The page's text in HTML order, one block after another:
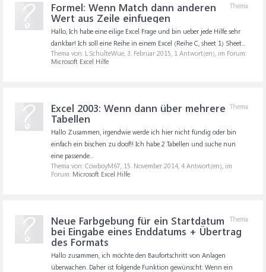
Thema
Formel: Wenn Match dann anderen
Wert aus Zeile einfuegen
Hallo, Ich habe eine eilige Excel Frage und bin ueber jede Hilfe sehr
dankbar! Ich soll eine Reihe in einem Excel (Reihe C, sheet 1) Sheet...
Thema von: L.SchulteWue, 3. Februar 2015, 1 Antwort(en), im Forum:
Microsoft Excel Hilfe
Thema
Excel 2003: Wenn dann über mehrere
Tabellen
Hallo Zusammen, irgendwie werde ich hier nicht fündig oder bin
einfach ein bischen zu doof!! Ich habe 2 Tabellen und suche nun
eine passende...
Thema von: CowboyM67, 15. November 2014, 4 Antwort(en), im
Forum: Microsoft Excel Hilfe
Thema
Neue Farbgebung für ein Startdatum
bei Eingabe eines Enddatums + Übertrag
des Formats
Hallo zusammen, ich möchte den Baufortschritt von Anlagen
überwachen. Daher ist folgende Funktion gewünscht: Wenn ein